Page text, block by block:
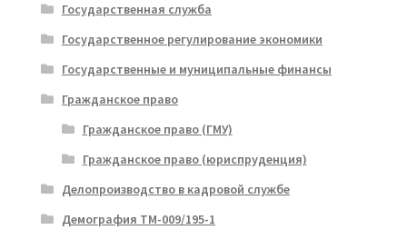
Государственная служба
Государственное регулирование экономики
Государственные и муниципальные финансы
Гражданское право
Гражданское право (ГМУ)
Гражданское право (юриспруденция)
Делопроизводство в кадровой службе
Демография ТМ-009/195-1